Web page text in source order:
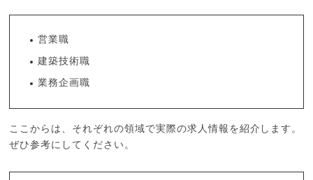
営業職
建築技術職
業務企画職
ここからは、それぞれの領域で実際の求人情報を紹介します。
ぜひ参考にしてください。